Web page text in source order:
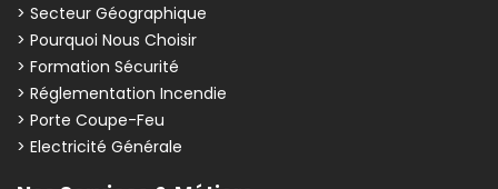
> Secteur Géographique
> Pourquoi Nous Choisir
> Formation Sécurité
> Réglementation Incendie
> Porte Coupe-Feu
> Electricité Générale